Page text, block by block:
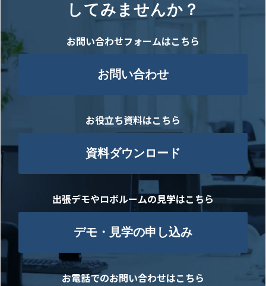
してみませんか？
お問い合わせフォームはこちら
お問い合わせ
お役立ち資料はこちら
資料ダウンロード
出張デモやロボルームの見学はこちら
デモ・見学の申し込み
お電話でのお問い合わせはこちら